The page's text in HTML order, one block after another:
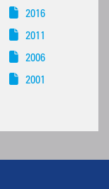
2016
2011
2006
2001